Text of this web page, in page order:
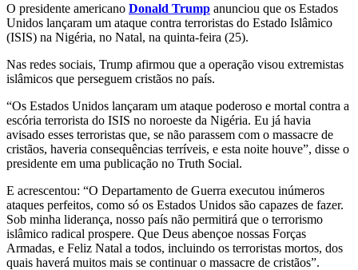
O presidente americano Donald Trump anunciou que os Estados
Unidos lançaram um ataque contra terroristas do Estado Islâmico
(ISIS) na Nigéria, no Natal, na quinta-feira (25).
Nas redes sociais, Trump afirmou que a operação visou extremistas
islâmicos que perseguem cristãos no país.
“Os Estados Unidos lançaram um ataque poderoso e mortal contra a
escória terrorista do ISIS no noroeste da Nigéria. Eu já havia
avisado esses terroristas que, se não parassem com o massacre de
cristãos, haveria consequências terríveis, e esta noite houve”, disse o
presidente em uma publicação no Truth Social.
E acrescentou: “O Departamento de Guerra executou inúmeros
ataques perfeitos, como só os Estados Unidos são capazes de fazer.
Sob minha liderança, nosso país não permitirá que o terrorismo
islâmico radical prospere. Que Deus abençoe nossas Forças
Armadas, e Feliz Natal a todos, incluindo os terroristas mortos, dos
quais haverá muitos mais se continuar o massacre de cristãos”.